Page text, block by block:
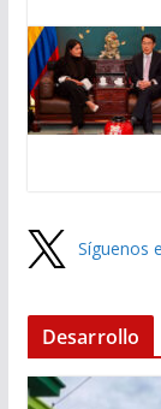
Síguenos
Desarrollo